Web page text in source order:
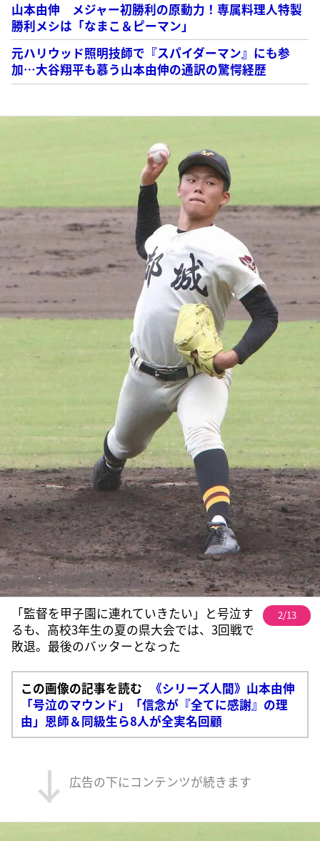
山本由伸 メジャー初勝利の原動力！専属料理人特製
勝利メシは「なまこ＆ピーマン」
元ハリウッド照明技師で『スパイダーマン』にも参
加…大谷翔平も慕う山本由伸の通訳の驚愕経歴
「監督を甲子園に連れていきたい」と号泣す
るも、高校3年生の夏の県大会では、3回戦で
敗退。最後のバッターとなった
2/13
この画像の記事を読む
《シリーズ人間》山本由伸
「号泣のマウンド」「信念が『全てに感謝』の理
由」恩師＆同級生ら8人が全実名回顧
広告の下にコンテンツが続きます